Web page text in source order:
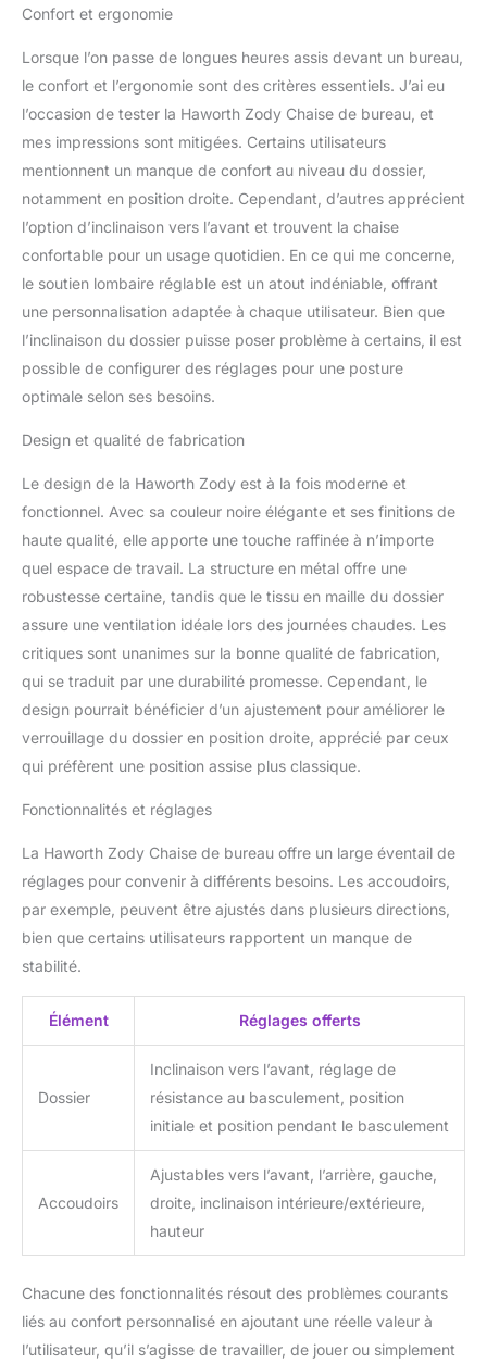
au système unique PAL-
BACK de Haworth le
fauteuil de bureau
s'adapte à la forme du
dos et soutient la région
lombaire. Rotation du
dossier : la chaise
pivotante à roulettes
peigne élastique qui
redresse le bassin et
favorise une position
assise droite. Accoudoirs
accoudoirs rembourrés
les tensions dans le cou
de la livraison et détails :
chaise de bureau
Haworth « Zody »
réglable, ergonomique,
d'assise 50 cm,
profondeur d'assise 40
cm, matériau :
plastique/maille
Confort et ergonomie
Lorsque l’on passe de longues heures assis devant un bureau,
le confort et l’ergonomie sont des critères essentiels. J’ai eu
l’occasion de tester la Haworth Zody Chaise de bureau, et
mes impressions sont mitigées. Certains utilisateurs
mentionnent un manque de confort au niveau du dossier,
notamment en position droite. Cependant, d’autres apprécient
l’option d’inclinaison vers l’avant et trouvent la chaise
confortable pour un usage quotidien. En ce qui me concerne,
le soutien lombaire réglable est un atout indéniable, offrant
une personnalisation adaptée à chaque utilisateur. Bien que
l’inclinaison du dossier puisse poser problème à certains, il est
possible de configurer des réglages pour une posture
optimale selon ses besoins.
Design et qualité de fabrication
Le design de la Haworth Zody est à la fois moderne et
fonctionnel. Avec sa couleur noire élégante et ses finitions de
haute qualité, elle apporte une touche raffinée à n’importe
quel espace de travail. La structure en métal offre une
robustesse certaine, tandis que le tissu en maille du dossier
assure une ventilation idéale lors des journées chaudes. Les
critiques sont unanimes sur la bonne qualité de fabrication,
qui se traduit par une durabilité promesse. Cependant, le
design pourrait bénéficier d’un ajustement pour améliorer le
verrouillage du dossier en position droite, apprécié par ceux
qui préfèrent une position assise plus classique.
Fonctionnalités et réglages
La Haworth Zody Chaise de bureau offre un large éventail de
réglages pour convenir à différents besoins. Les accoudoirs,
par exemple, peuvent être ajustés dans plusieurs directions,
bien que certains utilisateurs rapportent un manque de
stabilité.
Élément Réglages offerts
Dossier
Inclinaison vers l’avant, réglage de
résistance au basculement, position
initiale et position pendant le basculement
Accoudoirs
Ajustables vers l’avant, l’arrière, gauche,
droite, inclinaison intérieure/extérieure,
hauteur
Chacune des fonctionnalités résout des problèmes courants
liés au confort personnalisé en ajoutant une réelle valeur à
l’utilisateur, qu’il s’agisse de travailler, de jouer ou simplement